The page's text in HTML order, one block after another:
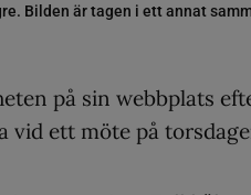
Bilden är tagen i ett annat
på sin webbplats
vid ett möte på